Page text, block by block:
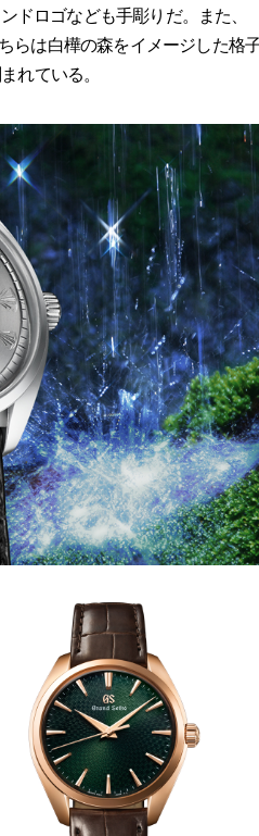
ドロゴなども手彫りだ。また、
らは白樺の森をイメージした格
れている。